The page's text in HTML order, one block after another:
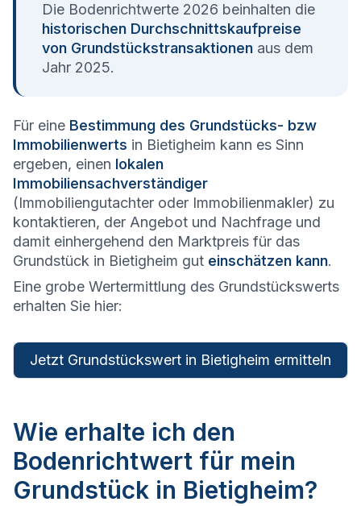
Die Bodenrichtwerte 2026 beinhalten die
historischen Durchschnittskaufpreise
von Grundstückstransaktionen aus dem
Jahr 2025.
Für eine Bestimmung des Grundstücks- bzw
Immobilienwerts in Bietigheim kann es Sinn
ergeben, einen lokalen
Immobiliensachverständiger
(Immobiliengutachter oder Immobilienmakler) zu
kontaktieren, der Angebot und Nachfrage und
damit einhergehend den Marktpreis für das
Grundstück in Bietigheim gut einschätzen kann.
Eine grobe Wertermittlung des Grundstückswerts
erhalten Sie hier:
Jetzt Grundstückswert in Bietigheim ermitteln
Wie erhalte ich den
Bodenrichtwert für mein
Grundstück in Bietigheim?